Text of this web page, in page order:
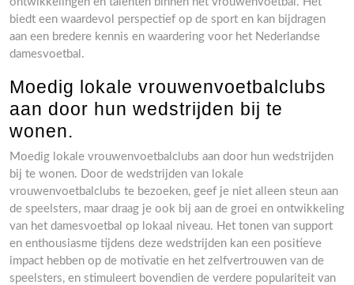
biedt een waardevol perspectief op de sport en kan bijdragen
aan een bredere kennis en waardering voor het Nederlandse
damesvoetbal.
Moedig lokale vrouwenvoetbalclubs
aan door hun wedstrijden bij te
wonen.
Moedig lokale vrouwenvoetbalclubs aan door hun wedstrijden
bij te wonen. Door de wedstrijden van lokale
vrouwenvoetbalclubs te bezoeken, geef je niet alleen steun aan
de speelsters, maar draag je ook bij aan de groei en ontwikkeling
van het damesvoetbal op lokaal niveau. Het tonen van support
en enthousiasme tijdens deze wedstrijden kan een positieve
impact hebben op de motivatie en het zelfvertrouwen van de
speelsters, en stimuleert bovendien de verdere populariteit van